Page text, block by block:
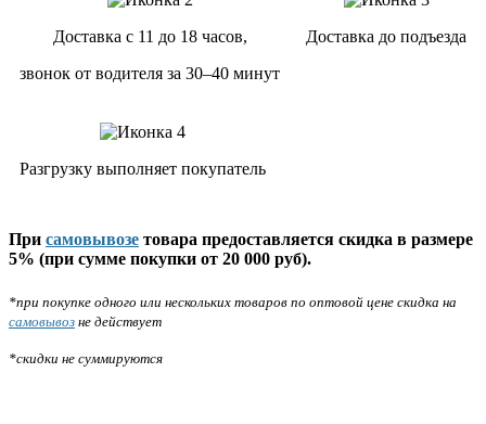
Доставка с 11 до 18 часов,
звонок от водителя за 30–40 минут
Доставка до подъезда
Разгрузку выполняет покупатель
При самовывозе товара предоставляется скидка в размере
5% (при сумме покупки от 20 000 руб).
*при покупке одного или нескольких товаров по оптовой цене скидка на
самовывоз не действует
*скидки не суммируются